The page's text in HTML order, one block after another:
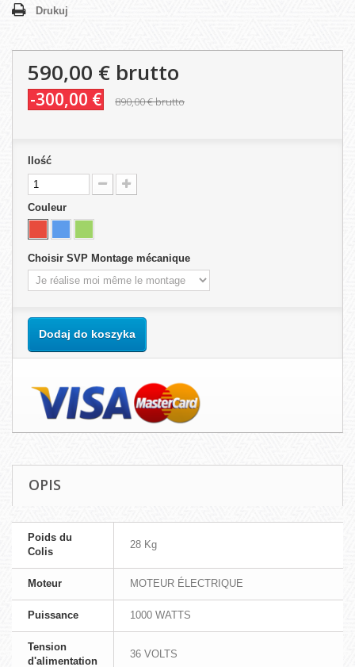
Drukuj
590,00 € brutto
-300,00 € 890,00 €brutto
Ilość
Couleur
Choisir SVP Montage mécanique
Dodaj do koszyka
OPIS
Poids du
Colis
28 Kg
Moteur MOTEUR ÉLECTRIQUE
Puissance 1000 WATTS
Tension
d'alimentation
36 VOLTS